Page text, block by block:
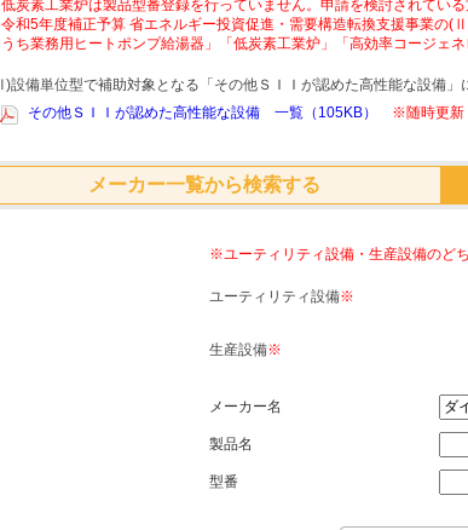
炭素工業炉は製品型番登録を行っていません。申請を検討されている
和5年度補正予算 省エネルギー投資促進・需要構造転換支援事業の
うち業務用ヒートポンプ給湯器」「低炭素工業炉」「高効率コージェ
設備単位型で補助対象となる「その他ＳＩＩが認めた高性能な設備」
その他ＳＩＩが認めた高性能な設備 一覧（105KB）
※随時更新
メーカー一覧から検索する
※ユーティリティ設備・生産設備のど
ユーティリティ設備※
生産設備※
メーカー名
製品名
型番